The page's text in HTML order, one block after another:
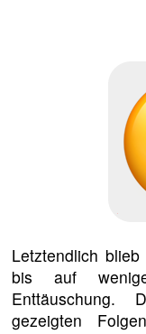
Letztendlich blieb
bis auf
Enttäuschung.
gezeigten